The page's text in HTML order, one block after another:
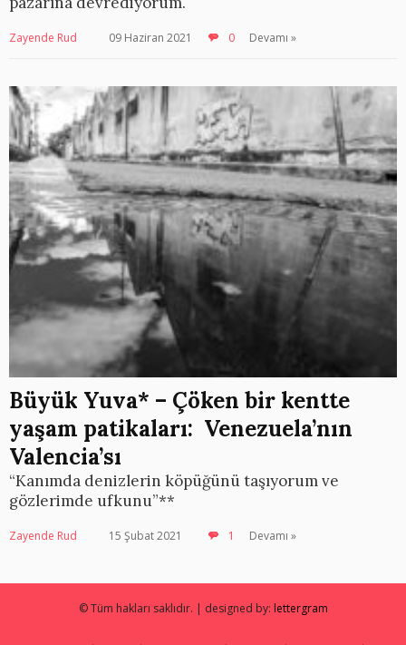
Zayende Rud 09 Haziran 2021 0 Devamı »
Büyük Yuva* – Çöken bir kentte
yaşam patikaları: Venezuela’nın
Valencia’sı
“Kanımda denizlerin köpüğünü taşıyorum ve
gözlerimde ufkunu”**
Zayende Rud 15 Şubat 2021 1 Devamı »
© Tüm hakları saklıdır. | designed by: lettergram